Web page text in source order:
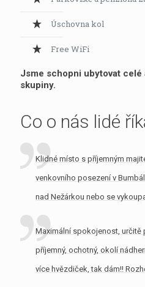
Úschovna kol
Free WiFi
Jsme schopni ubytovat
skupiny.
Co o nás lidé
Klidné místo s příjemným
venkovního posezení v
nad Nežárkou nebo se
Maximální spokojenost, určitě
příjemný, ochotný, okolí
více hvězdiček, tak dám!!